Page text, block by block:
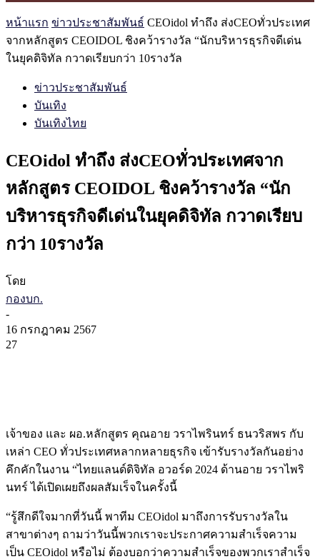
หน้าแรก ข่าวประชาสัมพันธ์ CEOidol ทำถึง ส่งCEOทั่วประเทศ
จากหลักสูตร CEOIDOL ชิงคว้ารางวัล “นักบริหารธุรกิจดีเด่น
ในยุคดิจิทัล กวาดเรียบกว่า 10รางวัล
ข่าวประชาสัมพันธ์
บันเทิง
บันเทิงไทย
CEOidol ทำถึง ส่งCEOทั่วประเทศจาก
หลักสูตร CEOIDOL ชิงคว้ารางวัล “นัก
บริหารธุรกิจดีเด่นในยุคดิจิทัล กวาดเรียบ
กว่า 10รางวัล
โดย
กองบก.
-
16 กรกฎาคม 2567
27
เจ้าของ และ ผอ.หลักสูตร คุณอาย วราไพรินทร์ ธนวริสพร กับ
เหล่า CEO ทั่วประเทศหลากหลายธุรกิจ เข้ารับรางวัลกันอย่าง
คึกคักในงาน “ไทยแลนด์ดิจิทัล อวอร์ด 2024 ด้านอาย วราไพริ
นทร์ ได้เปิดเผยถึงผลสัมเร็จในครั้งนี้
“รู้สึกดีใจมากที่วันนี้ พาทีม CEOidol มาถึงการรับรางวัลใน
สาขาต่างๆ ถามว่าวันนี้พวกเราจะประกาศความสำเร็จความ
เป็น CEOidol หรือไม่ ต้องบอกว่าความสำเร็จของพวกเราสำเร็จ